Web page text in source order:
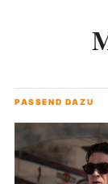
PASSEND DAZU